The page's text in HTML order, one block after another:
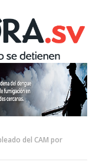
del CAM por